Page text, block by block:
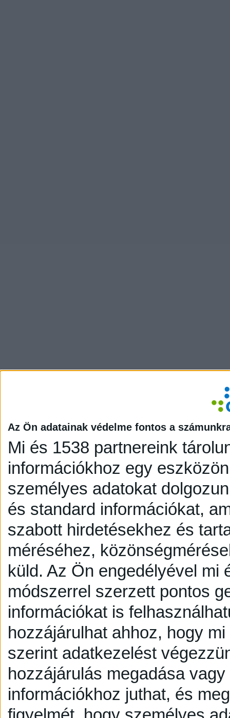
Az Ön adatainak védelme fontos a
Mi és 1538 partnereink
információkhoz egy
személyes adatokat
és standard információkat,
szabott hirdetésekhez és
méréséhez,
küld. Az Ön engedélyével mi
módszerrel szerzett pontos
információkat is
hozzájárulhat ahhoz, hogy
szerint adatkezelést
hozzájárulás megadása
információkhoz juthat, és